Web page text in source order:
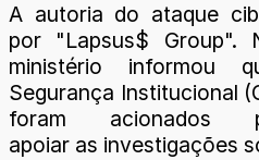
A autoria do ataque
por "Lapsus$
ministério informou
Segurança Institucional
foram acionados
apoiar as investigações